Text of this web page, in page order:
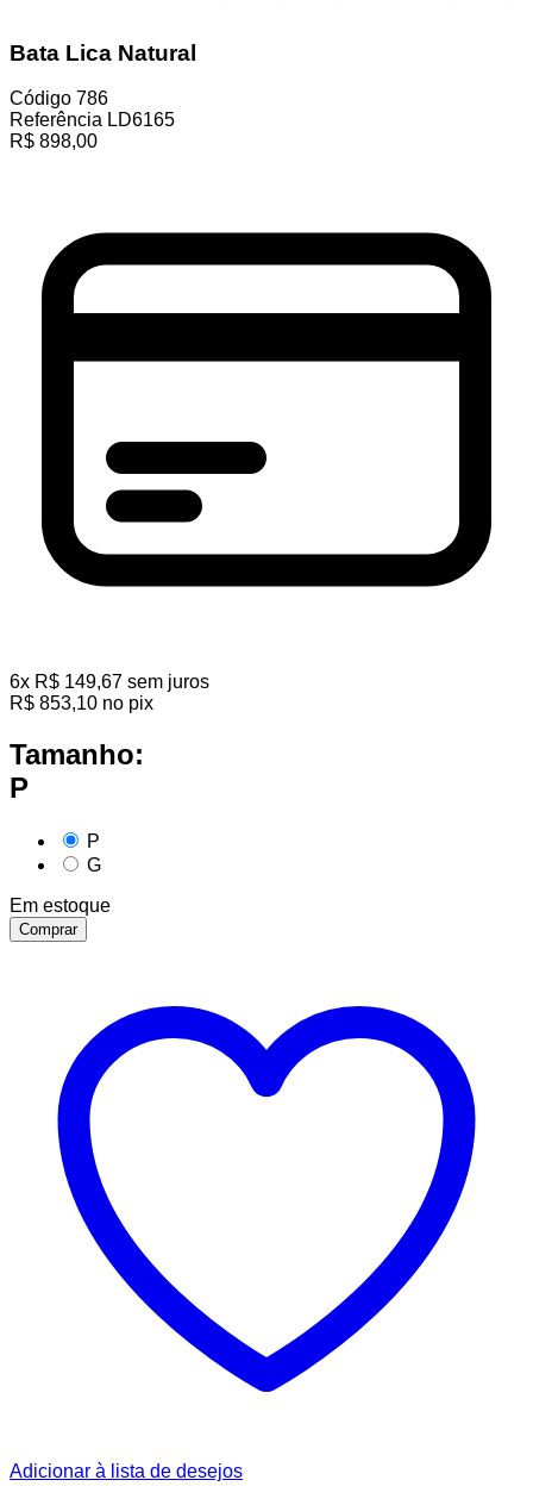
Bata Lica Natural
Código 786
Referência LD6165
R$ 898,00
6x R$ 149,67 sem juros
R$ 853,10 no pix
Tamanho:
P
P
G
Em estoque
Comprar
Adicionar à lista de desejos